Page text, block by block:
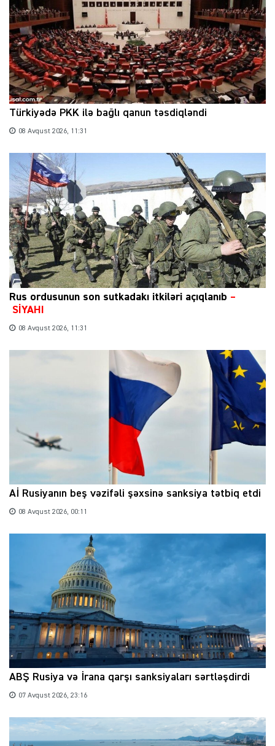
Türkiyədə PKK ilə bağlı qanun təsdiqləndi
08 Avqust 2026, 11:31
Rus ordusunun son sutkadakı itkiləri açıqlanıb –
SİYAHI
08 Avqust 2026, 11:31
Aİ Rusiyanın beş vəzifəli şəxsinə sanksiya tətbiq etdi
08 Avqust 2026, 00:11
ABŞ Rusiya və İrana qarşı sanksiyaları sərtləşdirdi
07 Avqust 2026, 23:16